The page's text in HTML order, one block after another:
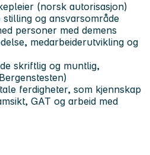
(norsk autorisasjon)
og ansvarsområde
personer med demens
medarbeiderutvikling og
skriftlig og muntlig,
ferdigheter, som kjennskap
GAT og arbeid med